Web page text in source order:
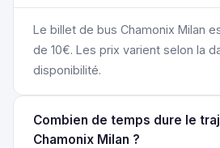
Le billet de bus Chamonix Milan
de 10€. Les prix varient selon la
disponibilité.
Combien de temps dure le
Chamonix Milan ?